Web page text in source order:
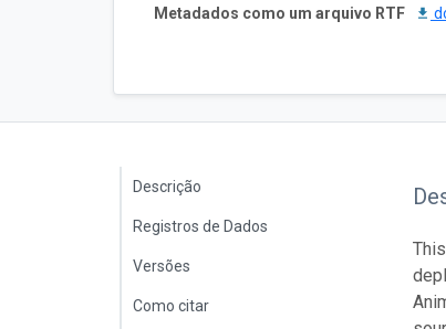
Metadados como um arquivo RTF
Descrição
Registros de Dados
Versões
Como citar